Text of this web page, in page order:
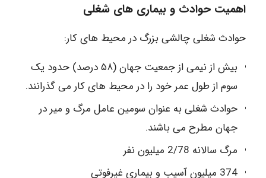
اهمیت حوادث و بیماری های شغلی
حوادث شغلی چالشی بزرگ در محیط های کار:
بیش از نیمی از جمعیت جهان (۵۸ درصد) حدود یک
سوم از طول عمر خود را در محیط های کار می گذرانند.
حوادث شغلی به عنوان سومین عامل مرگ و میر در
جهان مطرح می باشند.
مرگ سالانه 2/78 میلیون نفر
374 میلیون آسیب و بیماری غیرفوتی